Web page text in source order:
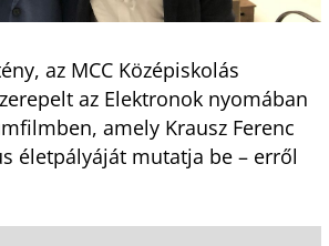
az MCC Középiskolás
az Elektronok nyomában
amely Krausz Ferenc
életpályáját mutatja be – erről